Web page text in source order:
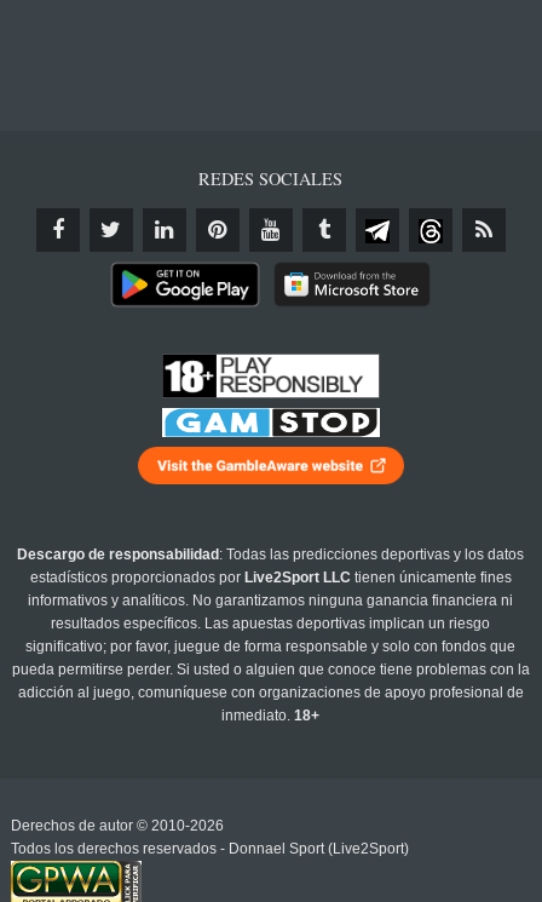
REDES SOCIALES
Descargo de responsabilidad : Todas las predicciones deportivas y los datos
estadísticos proporcionados por Live2Sport LLC tienen únicamente fines
informativos y analíticos. No garantizamos ninguna ganancia financiera ni
resultados específicos. Las apuestas deportivas implican un riesgo
significativo; por favor, juegue de forma responsable y solo con fondos que
pueda permitirse perder. Si usted o alguien que conoce tiene problemas con la
adicción al juego, comuníquese con organizaciones de apoyo profesional de
inmediato.18+
Derechos de autor © 2010-2026
Todos los derechos reservados - Donnael Sport (Live2Sport)